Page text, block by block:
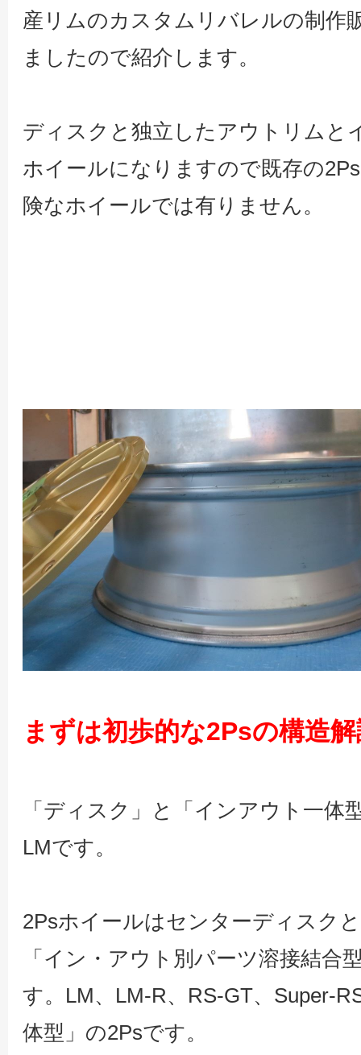
産リムのカスタムリバレルの制作
ましたので紹介します。
ディスクと独立したアウトリムと
ホイールになりますので既存の
険なホイールでは有りません。
まずは初歩的な2Psの構造
「ディスク」と「インアウト一体
LMです。
2Psホイールはセンターディスク
「イン・アウト別パーツ溶接結合
す。LM、LM-R、RS-GT、Super-
体型」の2Psです。